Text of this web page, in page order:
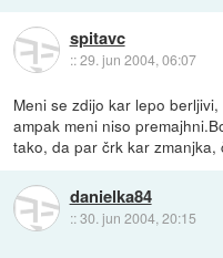
spitavc
::29. jun 2004, 06:07
Meni se zdijo kar lepo
ampak meni niso
tako, da par črk kar
danielka84
::30. jun 2004, 20:15